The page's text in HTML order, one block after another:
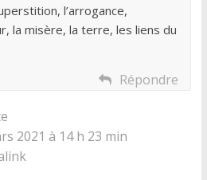
l’arrogance,
la misère, la terre, les liens du
Répondre
2021 à 14 h 23 min